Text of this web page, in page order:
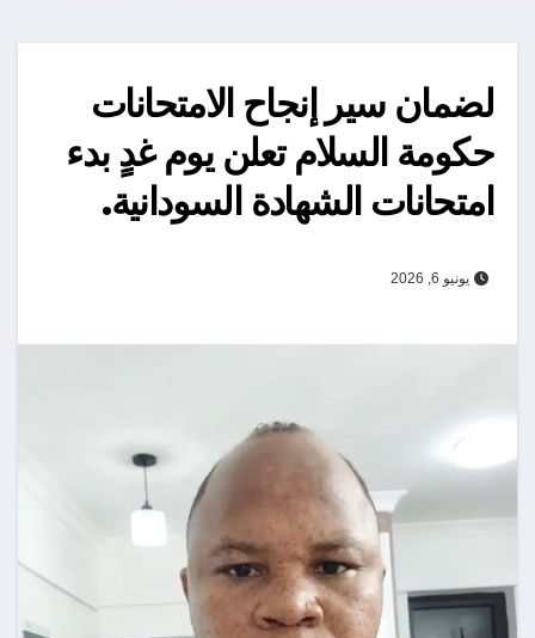
لضمان سير إنجاح الامتحانات
حكومة السلام تعلن يوم غدٍ بدء
امتحانات الشهادة السودانية.
يونيو 6, 2026